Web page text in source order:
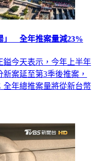
」 全年推案量減23%
鎰今天表示，今年上半年
案延至第3季後推案，
全年總推案量將從新台幣